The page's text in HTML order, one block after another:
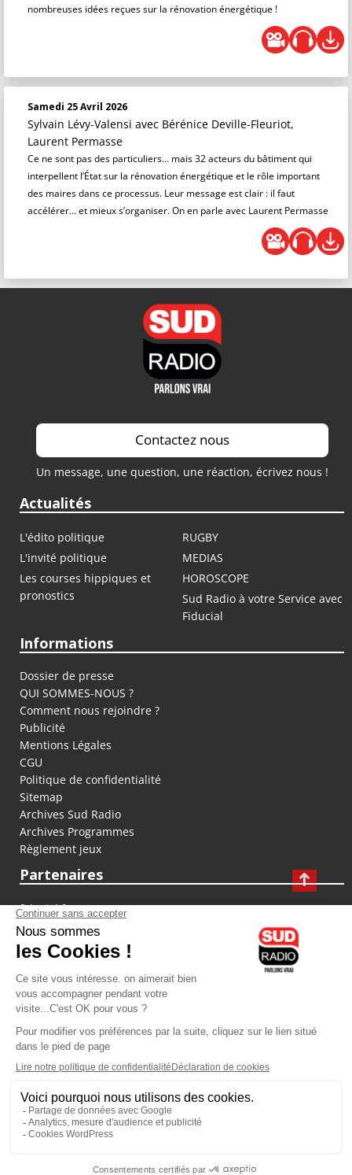
nombreuses idées reçues sur la rénovation énergétique !
Samedi 25 Avril 2026
Sylvain Lévy-Valensi avec Bérénice Deville-Fleuriot,
Laurent Permasse
Ce ne sont pas des particuliers… mais 32 acteurs du bâtiment qui
interpellent l’État sur la rénovation énergétique et le rôle important
des maires dans ce processus. Leur message est clair : il faut
accélérer… et mieux s’organiser. On en parle avec Laurent Permasse
Contactez nous
Un message, une question, une réaction, écrivez nous !
Actualités
L'édito politique
RUGBY
L'invité politique
MEDIAS
Les courses hippiques et
pronostics
HOROSCOPE
Sud Radio à votre Service avec
Fiducial
Informations
Dossier de presse
QUI SOMMES-NOUS ?
Comment nous rejoindre ?
Publicité
Mentions Légales
CGU
Politique de confidentialité
Sitemap
Archives Sud Radio
Archives Programmes
Règlement jeux
Partenaires
fiducial.fr
lyoncapitale.fr
olympique-et-lyonnais.com
L'application Iphone / Android
Téléchargez l'application
Les cookies
Gestion des cookies
Crédit photos : ©Sud Radio / Pierre Olivier